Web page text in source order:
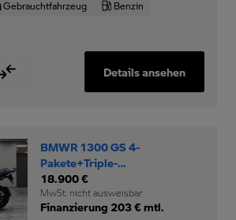
Gebrauchtfahrzeug
Benzin
Details ansehen
BMWR 1300 GS 4-
Pakete+Triple-
Black+Motorschutzbügel+
18.900 €
MwSt. nicht ausweisbar
Finanzierung 203 € mtl.